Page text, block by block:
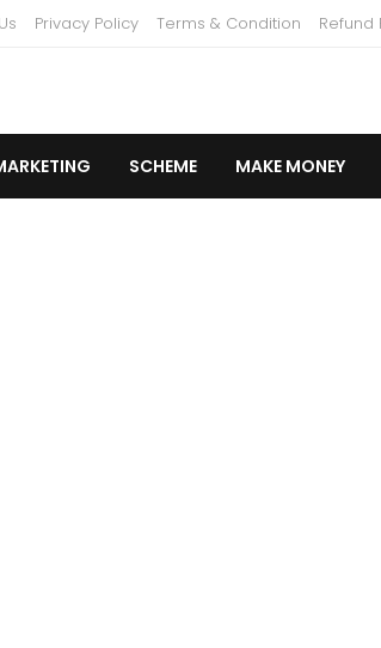
Privacy Policy Terms & Condition Refund
SCHEME MAKE MONEY